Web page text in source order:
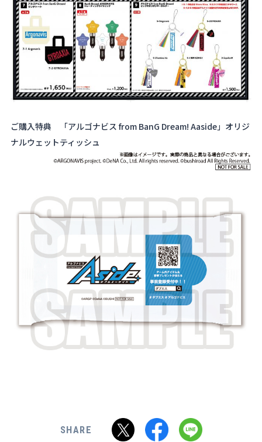
ご購入特典 「アルゴナビス from BanG Dream! Aaside」オリジ
ナルウェットティッシュ
SHARE